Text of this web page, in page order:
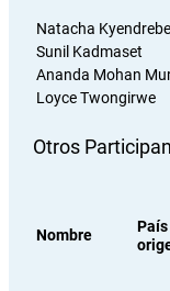
Natacha
Sunil Kadmaset
Ananda Mohan
Loyce Twongirwe
Otros
Nombre